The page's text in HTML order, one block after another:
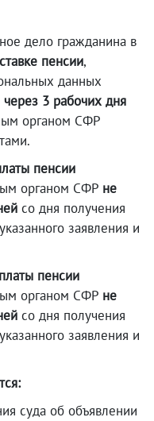
дело гражданина в
пенсии,
данных
3 рабочих дня
органом СФР
пенсии
органом СФР не
со дня получения
заявления и
пенсии
органом СФР не
со дня получения
заявления и
суда об объявлении